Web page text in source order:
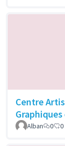
Centre
Alban 0 0